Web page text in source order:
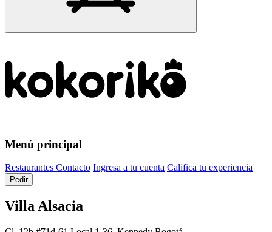
Menú principal
Restaurantes Contacto Ingresa a tu cuenta Califica tu experiencia
Pedir
Villa Alsacia